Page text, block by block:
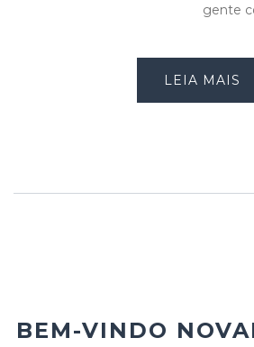
gente
LEIA MAIS
BEM-VINDO